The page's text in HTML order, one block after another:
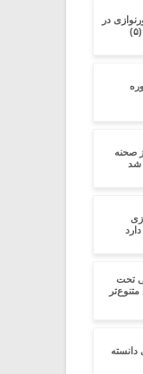
در
صحنه
شد
تحت
دانسته